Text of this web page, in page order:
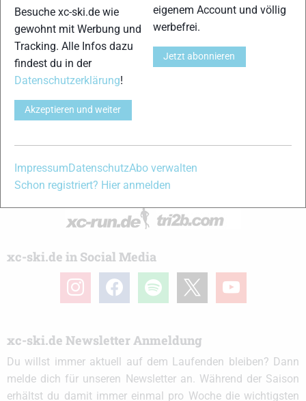
xc-ski.de ist DAS deutschsprachige Portal mit aktuellen
News aus dem Skilanglauf, Biathlon und der Nordischen
Kombination, einer Loipendatenbank,Langlauf
und allem was du sonst noch über deine Lieblingssportarten
wissen solltest.
ObSkilanglauf-Anfänger oder Profi-Sportler, wir haben
Partner
xc-ski.de in Social Media
instagramfacebook spotify youtube
xc-ski.de Newsletter Anmeldung
Du willst immer aktuell auf dem Laufenden bleiben? Dann
melde dich für unseren Newsletter an. Während der Saison
erhältst du damit immer einmal pro Woche die wichtigsten
Besuche xc-ski.de wie
gewohnt mit Werbung und
Tracking. Alle Infos dazu
findest du in der
Datenschutzerklärung!
Akzeptieren und weiter
eigenem Account und völlig
werbefrei.
Jetzt abonnieren
Impressum DatenschutzAbo verwalten
Schon registriert? Hier anmelden